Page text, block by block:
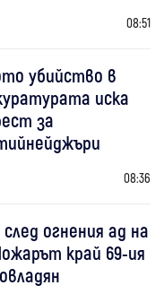
08:51
убийство в
иска
за
08:36
огнения ад на
край 69-ия